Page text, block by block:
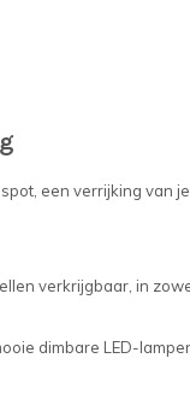
een verrijking van
verkrijgbaar, in
dimbare LED-